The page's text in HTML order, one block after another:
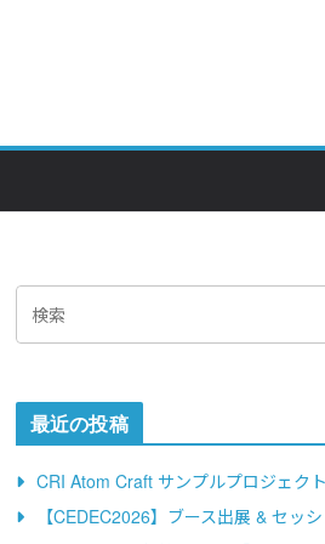
最近の投稿
CRI Atom Craft サンプルプロジェクト
【CEDEC2026】ブース出展 & セッ